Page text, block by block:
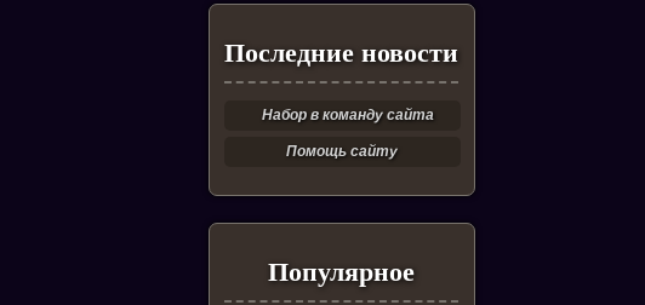
Последние новости
Набор в команду сайта
Помощь сайту
Популярное